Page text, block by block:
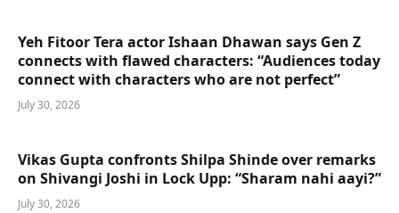
Yeh Fitoor Tera actor Ishaan Dhawan says Gen Z
connects with flawed characters: “Audiences today
connect with characters who are not perfect”
July 30, 2026
Vikas Gupta confronts Shilpa Shinde over remarks
on Shivangi Joshi in Lock Upp: “Sharam nahi aayi?”
July 30, 2026